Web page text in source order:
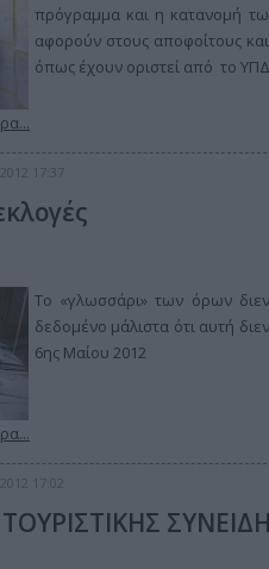
πρόγραμμα και η κατανομή
αφορούν στους αποφοίτους
όπως έχουν οριστεί από το
17:37
To «γλωσσάρι» των όρων
δεδομένο μάλιστα ότι αυτή
6ης Μαίου 2012
17:02